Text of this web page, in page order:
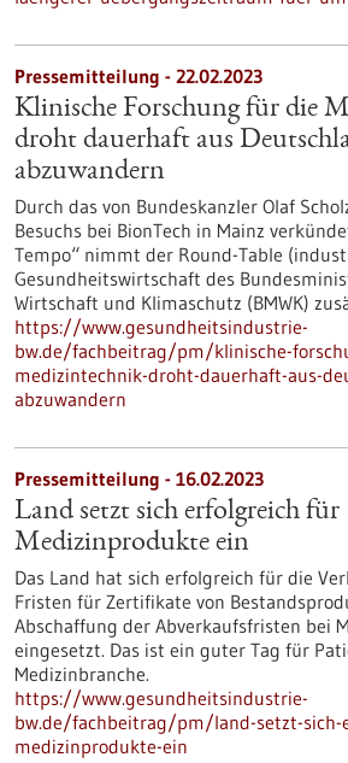
Pressemitteilung - 22.02.2023
Klinische Forschung für die
droht dauerhaft aus
abzuwandern
Durch das von Bundeskanzler Olaf
Besuchs bei BionTech in Mainz
Tempo“ nimmt der Round-Table
Gesundheitswirtschaft des
Wirtschaft und Klimaschutz (BMWK)
https://www.gesundheitsindustrie-
bw.de/fachbeitrag/pm/klinische-
medizintechnik-droht-dauerhaft-aus-
abzuwandern
Pressemitteilung - 16.02.2023
Land setzt sich erfolgreich für
Medizinprodukte ein
Das Land hat sich erfolgreich für die
Fristen für Zertifikate von
Abschaffung der Abverkaufsfristen bei
eingesetzt. Das ist ein guter Tag für
Medizinbranche.
https://www.gesundheitsindustrie-
bw.de/fachbeitrag/pm/land-setzt-sich-
medizinprodukte-ein